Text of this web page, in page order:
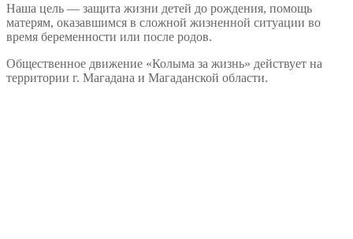
Наша цель — защита жизни детей до рождения, помощь
матерям, оказавшимся в сложной жизненной ситуации во
время беременности или после родов.
Общественное движение «Колыма за жизнь» действует на
территории г. Магадана и Магаданской области.